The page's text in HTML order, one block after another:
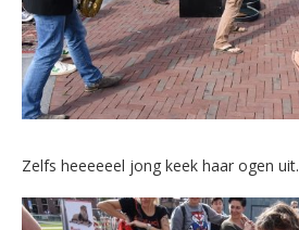
Zelfs heeeeeel jong keek haar ogen uit.